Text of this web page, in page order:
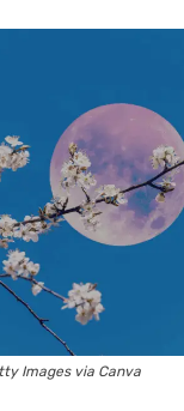
Images via Canva